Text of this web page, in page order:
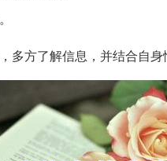
多方了解信息，并结合自